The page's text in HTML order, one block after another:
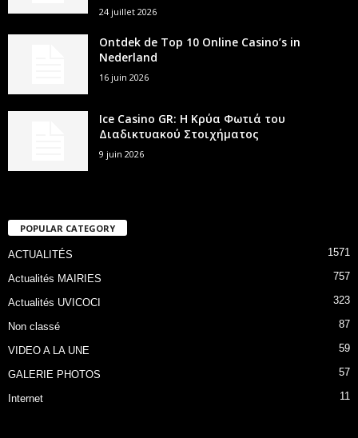
24 juillet 2026
Ontdek de Top 10 Online Casino’s in
Nederland
16 juin 2026
Ice Casino GR: Η Κρύα Φωτιά του
Διαδικτυακού Στοιχήματος
9 juin 2026
POPULAR CATEGORY
ACTUALITÉS 1571
Actualités MAIRIES 757
Actualités UVICOCI 323
Non classé 87
VIDEO A LA UNE 59
GALERIE PHOTOS 57
Internet 11